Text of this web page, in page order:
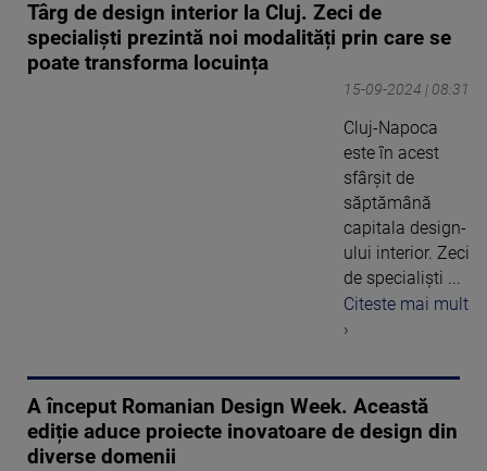
Târg de design interior la Cluj. Zeci de
specialiști prezintă noi modalități prin care se
poate transforma locuința
15-09-2024 | 08:31
Cluj-Napoca
este în acest
sfârșit de
săptămână
capitala design-
ului interior. Zeci
de specialiști ...
Citeste mai mult
›
A început Romanian Design Week. Această
ediție aduce proiecte inovatoare de design din
diverse domenii